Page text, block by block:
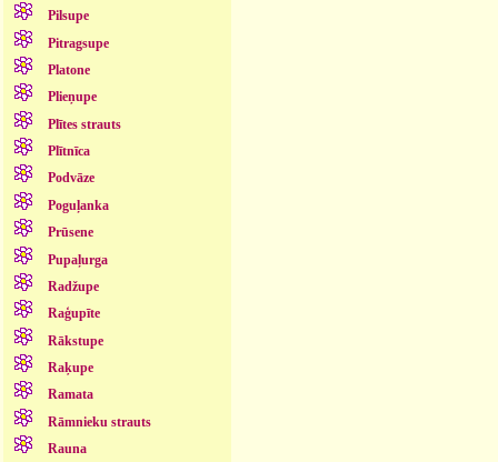
Pilsupe
Pitragsupe
Platone
Plieņupe
Plītes strauts
Plītnīca
Podvāze
Poguļanka
Prūsene
Pupaļurga
Radžupe
Raģupīte
Rākstupe
Raķupe
Ramata
Rāmnieku strauts
Rauna